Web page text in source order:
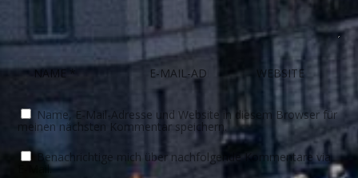
Name, E-Mail-Adresse und Website in diesem Browser für
meinen nächsten Kommentar speichern.
Benachrichtige mich über nachfolgende Kommentare via
E-Mail.